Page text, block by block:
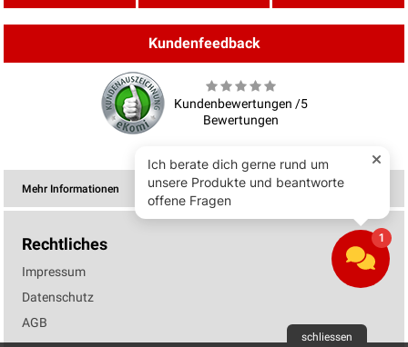
Kundenfeedback
Kundenbewertungen /5
Bewertungen
Mehr Informationen
Rechtliches
Impressum
Datenschutz
AGB
schliessen